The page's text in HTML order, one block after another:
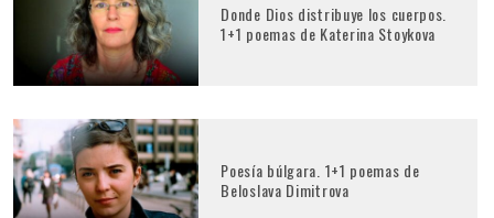
Donde Dios distribuye los cuerpos.
1+1 poemas de Katerina Stoykova
Poesía búlgara. 1+1 poemas de
Beloslava Dimitrova